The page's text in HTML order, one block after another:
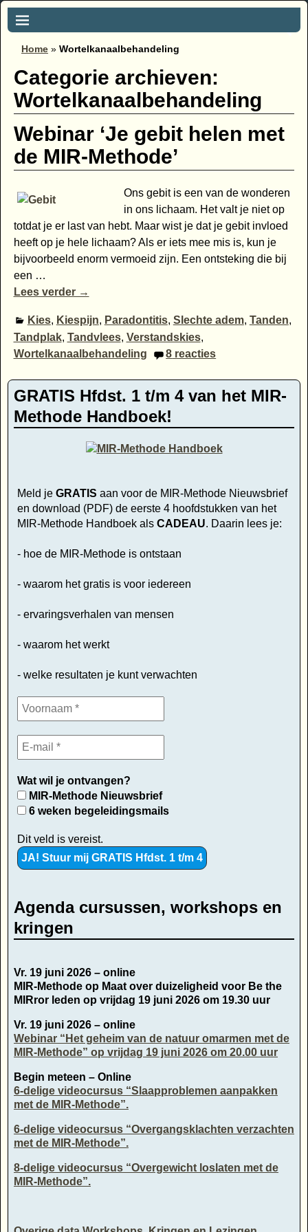
Home » Wortelkanaalbehandeling
Categorie archieven:
Wortelkanaalbehandeling
Webinar ‘Je gebit helen met
de MIR-Methode’
Ons gebit is een van de wonderen
in ons lichaam. Het valt je niet op
totdat je er last van hebt. Maar wist je dat je gebit invloed
heeft op je hele lichaam? Als er iets mee mis is, kun je
bijvoorbeeld enorm vermoeid zijn. Een ontsteking die bij
een …
Lees verder →
Kies, Kiespijn, Paradontitis, Slechte adem, Tanden,
Tandplak, Tandvlees, Verstandskies,
Wortelkanaalbehandeling
8 reacties
GRATIS Hfdst. 1 t/m 4 van het MIR-
Methode Handboek!
Meld je GRATIS aan voor de MIR-Methode Nieuwsbrief
en download (PDF) de eerste 4 hoofdstukken van het
MIR-Methode Handboek als CADEAU. Daarin lees je:
- hoe de MIR-Methode is ontstaan
- waarom het gratis is voor iedereen
- ervaringsverhalen van mensen
- waarom het werkt
- welke resultaten je kunt verwachten
Wat wil je ontvangen?
MIR-Methode Nieuwsbrief
6 weken begeleidingsmails
Dit veld is vereist.
Agenda cursussen, workshops en
kringen
Vr. 19 juni 2026 – online
MIR-Methode op Maat over duizeligheid voor Be the
MIRror leden op vrijdag 19 juni 2026 om 19.30 uur
Vr. 19 juni 2026 – online
Webinar “Het geheim van de natuur omarmen met de
MIR-Methode” op vrijdag 19 juni 2026 om 20.00 uur
Begin meteen – Online
6-delige videocursus “Slaapproblemen aanpakken
met de MIR-Methode”.
6-delige videocursus “Overgangsklachten verzachten
met de MIR-Methode”.
8-delige videocursus “Overgewicht loslaten met de
MIR-Methode”.